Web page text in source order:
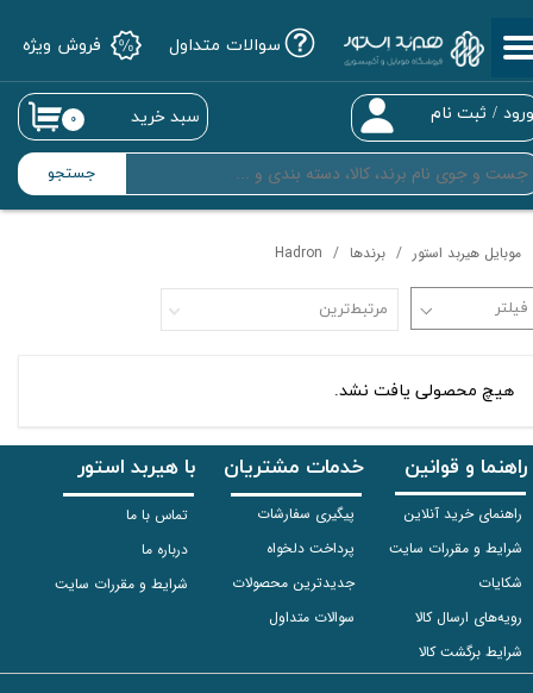
جستجو
/ ثبت نام
حساب کاربری من
تغییر گذر واژه
سفارشات
خروج از حساب کاربری
۰ سبد خرید
سوالات متداول فروش ویژه
موبایل هیربد استور برندها Hadron
مرتبط‌ترین
هیچ محصولی یافت نشد.
راهنما و قوانین
راهنمای خرید آنلاین
شرایط و مقررات سایت
شکایات
رویه‌های ارسال کالا
شرایط برگشت کالا
خدمات مشتریان
پیگیری سفارشات
پرداخت دلخواه
جدیدترین محصولات
سوالات متداول
با هیربد استور
تماس با ما
درباره ما
شرایط و مقررات سایت